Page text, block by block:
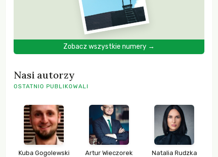
Zobacz wszystkie numery →
Nasi autorzy
OSTATNIO PUBLIKOWALI
Kuba Gogolewski Artur Wieczorek Natalia Rudzka